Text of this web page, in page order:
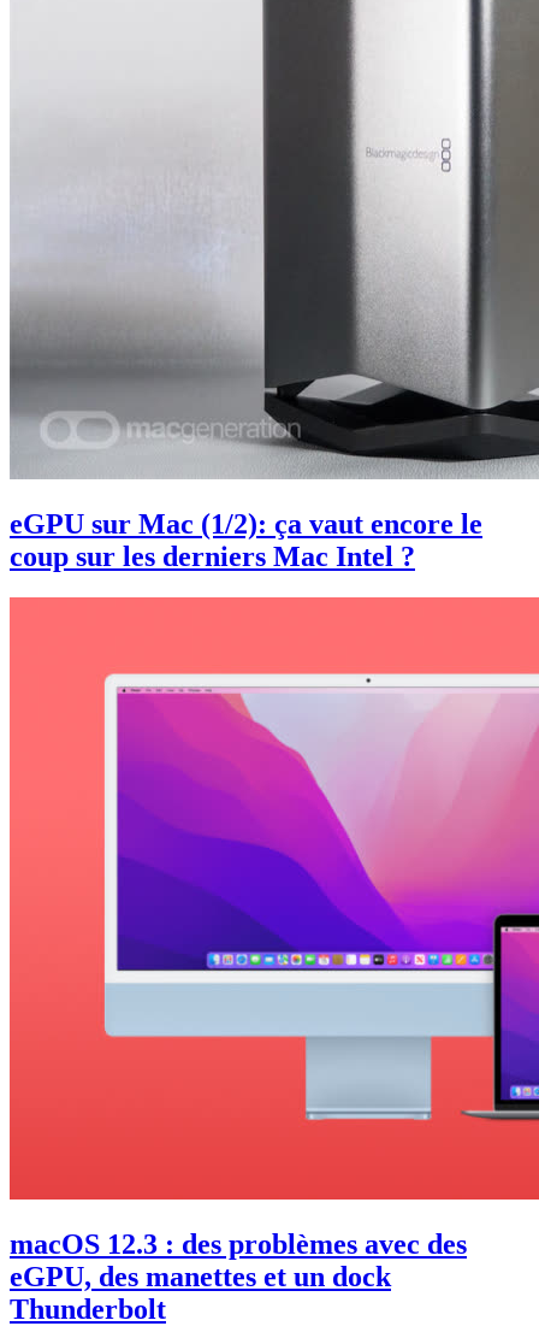
eGPU sur Mac (1/2): ça vaut encore le
coup sur les derniers Mac Intel ?
macOS 12.3 : des problèmes avec des
eGPU, des manettes et un dock
Thunderbolt